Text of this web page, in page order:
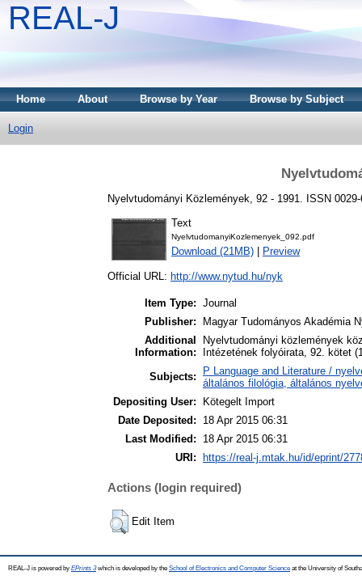
REAL-J
Home About Browse by Year Browse by Subject
Login
Nyelvtudományi Közlemények, 92 - 1991. ISSN 0029-
Text
NyelvtudomanyiKozlemenyek_092.pdf
Download (21MB) Preview
Official URL: http://www.nytud.hu/nyk
Item Type: Journal
Publisher:
Magyar Tudományos Akadémia
Additional
Information:
Nyelvtudományi közlemények
Intézetének folyóirata, 92. kötet
Subjects:
P Language and Literature /
általános filológia, általános
Depositing User:
Kötegelt Import
Date Deposited:
18 Apr 2015 06:31
Last Modified:
18 Apr 2015 06:31
URI:
https://real-j.mtak.hu/id/eprint/
Actions (login required)
Edit Item
REAL-J is powered by EPrints 3which is developed by the School of Electronics and Computer Science at the University of